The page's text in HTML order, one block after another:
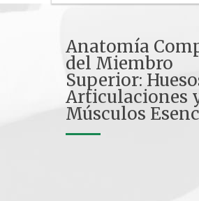
Anatomía
del Miembro
Superior:
Articulaciones
Músculos